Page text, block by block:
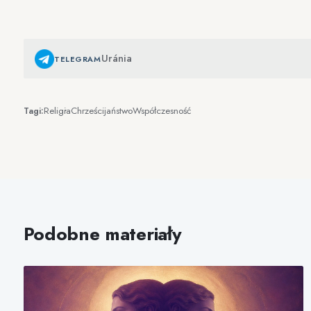
TELEGRAMUránia
Tagi:ReligiaChrześcijaństwoWspółczesność
Podobne materiały